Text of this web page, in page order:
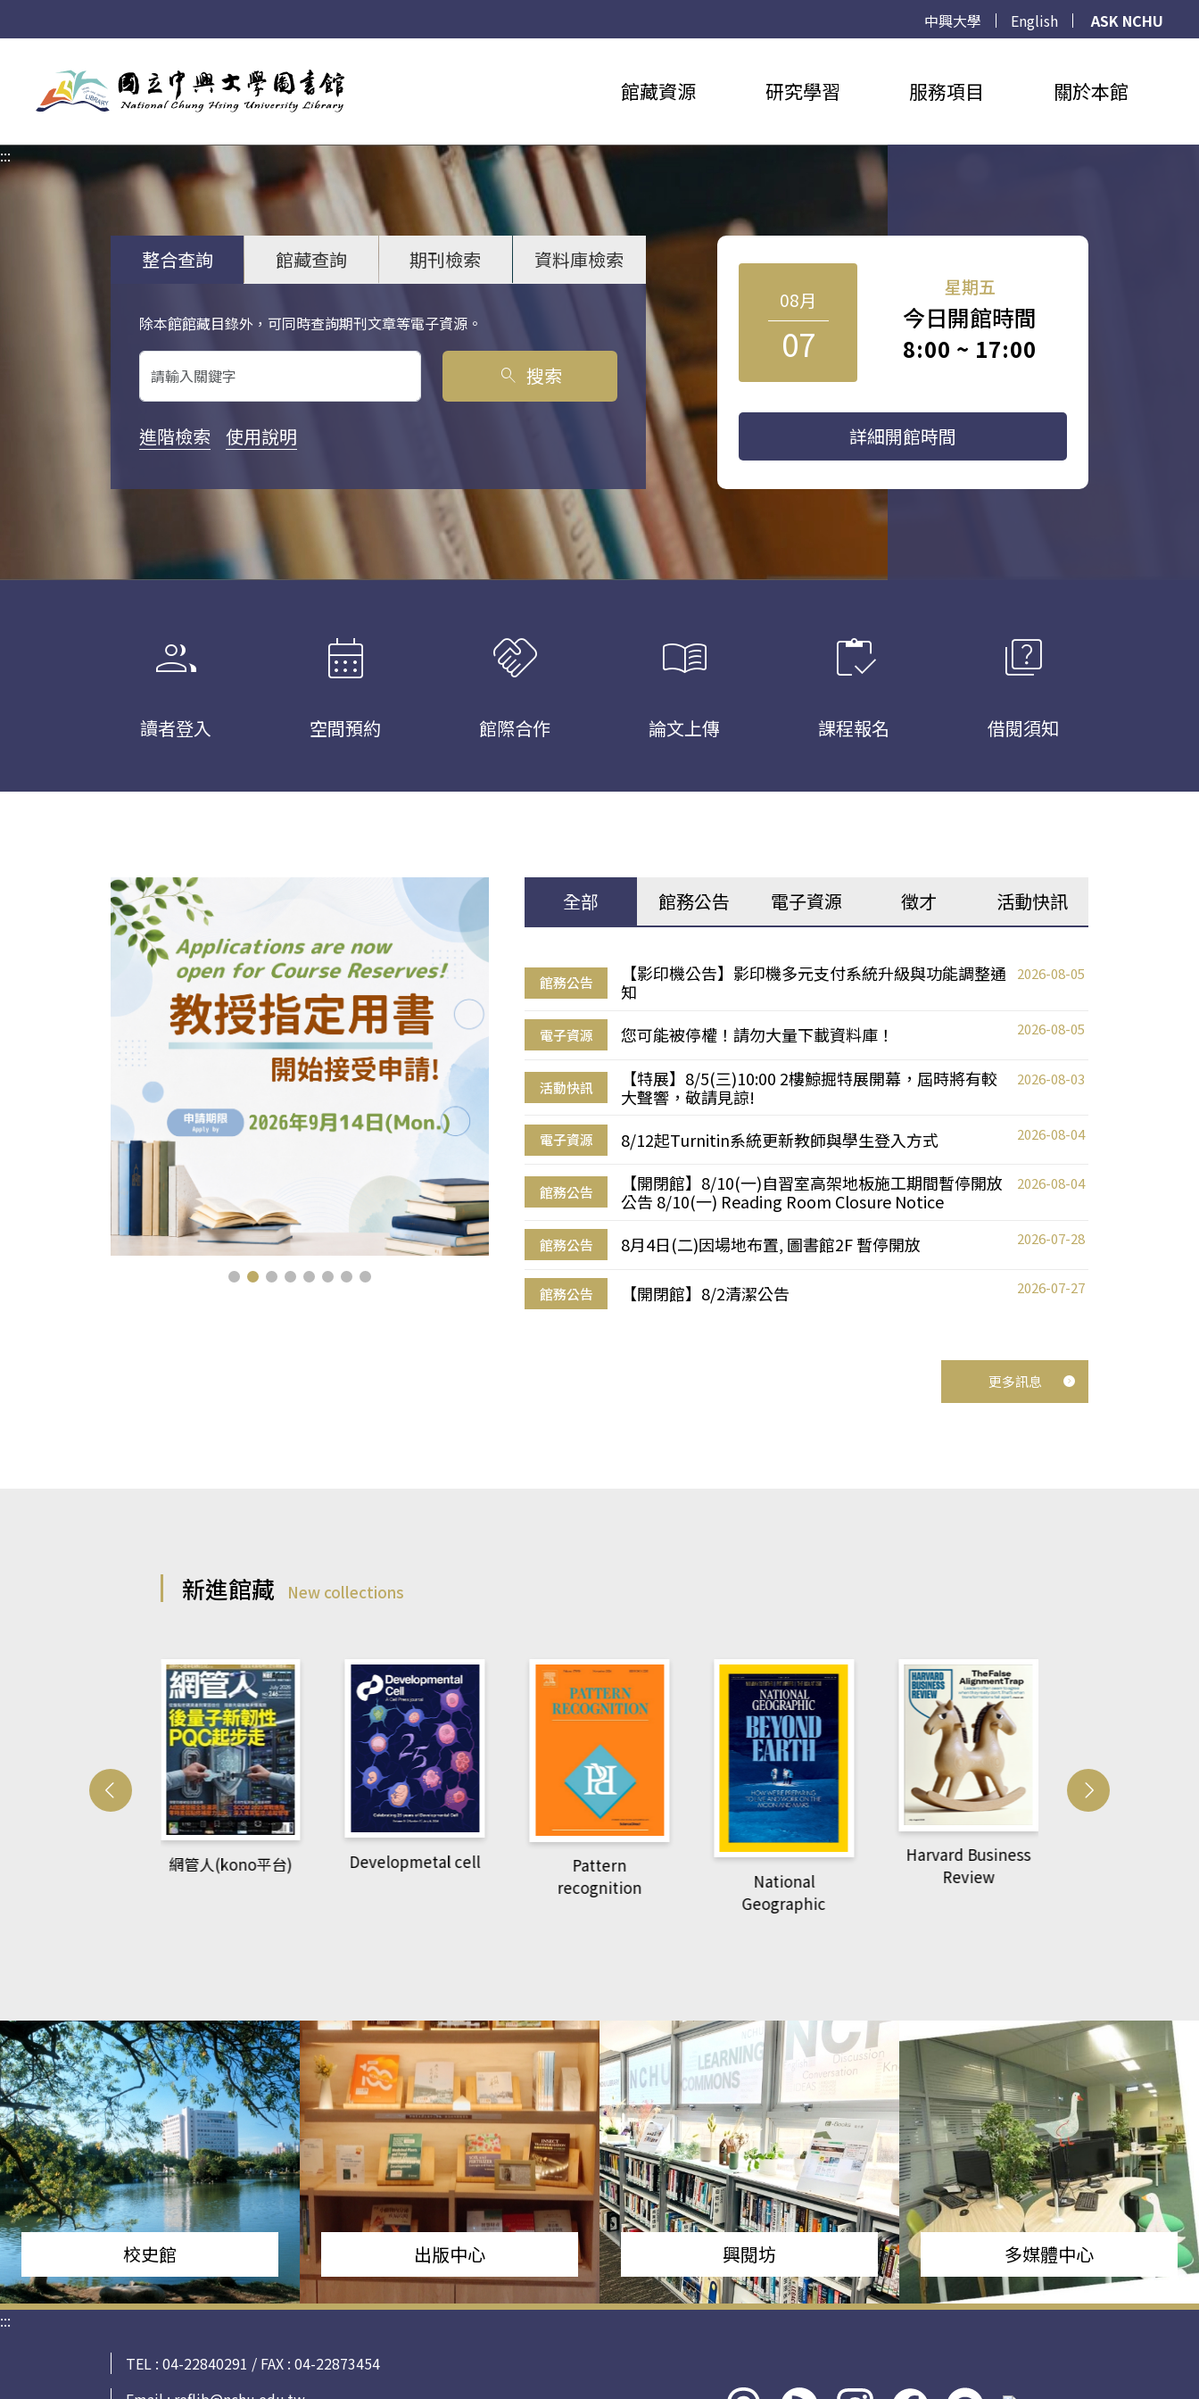
中興大學 English
ASK NCHU
館藏資源 研究學習 服務項目 關於本館
:::
整合查詢 館藏查詢 期刊檢索 資料庫檢索
除本館館藏目錄外，可同時查詢期刊文章等電子資源。
關鍵字搜尋
search 搜索
進階檢索 使用說明
08月
07
星期五
今日開館時間
8:00 ~ 17:00
詳細開館時間
group
讀者登入
calendar_month
空間預約
handshake
館際合作
menu_book
論文上傳
inventory
課程報名
quiz
借閱須知
全部 館務公告 電子資源 徵才 活動快訊
館務公告
【影印機公告】影印機多元支付系統升級與功能調整通
知
2026-08-05
電子資源 您可能被停權！請勿大量下載資料庫！ 2026-08-05
活動快訊
【特展】8/5(三)10:00 2樓鯨掘特展開幕，屆時將有較
大聲響，敬請見諒!
2026-08-03
電子資源 8/12起Turnitin系統更新教師與學生登入方式 2026-08-04
館務公告
【開閉館】8/10(一)自習室高架地板施工期間暫停開放
公告 8/10(一) Reading Room Closure Notice
2026-08-04
館務公告 8月4日(二)因場地布置, 圖書館2F 暫停開放 2026-07-28
館務公告 【開閉館】8/2清潔公告 2026-07-27
更多訊息
新進館藏 New collections
Developmetal cell
Pattern
National
Geographic
Harvard Business
Review
萌動力一頁漫畫學生
校史館 出版中心 興閱坊 多媒體中心
:::
TEL : 04-22840291 / FAX : 04-22873454